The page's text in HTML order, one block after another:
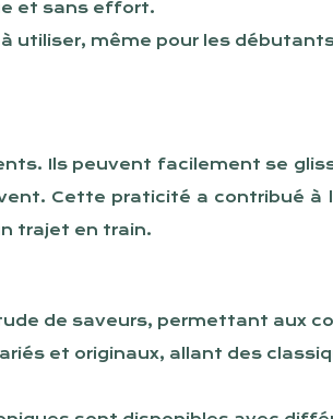
et sans effort.
utiliser, même pour les
Ils peuvent facilement se
Cette praticité a contribué à
trajet en train.
de saveurs, permettant aux
et originaux, allant des